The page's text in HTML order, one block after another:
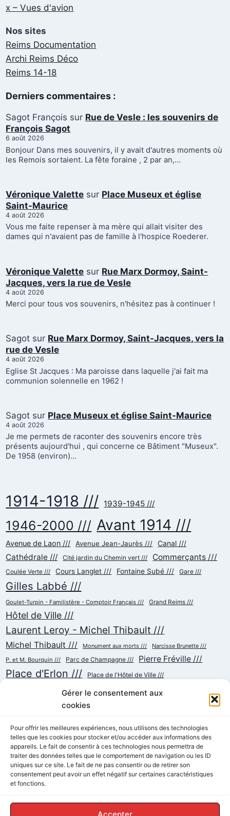
Gérer le consentement aux
cookies
Pour offrir les meilleures expériences, nous utilisons des technologies
telles que les cookies pour stocker et/ou accéder aux informations des
appareils. Le fait de consentir à ces technologies nous permettra de
traiter des données telles que le comportement de navigation ou les ID
uniques sur ce site. Le fait de ne pas consentir ou de retirer son
consentement peut avoir un effet négatif sur certaines caractéristiques
et fonctions.
Accepter
x – Vues d'avion
Nos sites
Reims Documentation
Archi Reims Déco
Reims 14-18
Derniers commentaires :
Sagot François sur Rue de Vesle : les souvenirs de
François Sagot
6 août 2026
Bonjour Dans mes souvenirs, il y avait d'autres moments où
les Remois sortaient. La fête foraine , 2 par an,…
Véronique Valette sur Place Museux et église
Saint-Maurice
4 août 2026
Vous me faite repenser à ma mère qui allait visiter des
dames qui n'avaient pas de famille à l'hospice Roederer.
Véronique Valette sur Rue Marx Dormoy, Saint-
Jacques, vers la rue de Vesle
4 août 2026
Merci pour tous vos souvenirs, n'hésitez pas à continuer !
Sagot sur Rue Marx Dormoy, Saint-Jacques, vers la
rue de Vesle
4 août 2026
Eglise St Jacques : Ma paroisse dans laquelle j'ai fait ma
communion solennelle en 1962 !
Sagot sur Place Museux et église Saint-Maurice
4 août 2026
Je me permets de raconter des souvenirs encore très
présents aujourd'hui , qui concerne ce Bâtiment "Museux".
De 1958 (environ)…
1914-1918 /// 1939-1945 ///
1946-2000 /// Avant 1914 ///
Avenue de Laon /// Avenue Jean-Jaurès /// Canal ///
Cathédrale /// Cité jardin du Chemin vert /// Commerçants ///
Coulée Verte /// Cours Langlet /// Fontaine Subé /// Gare ///
Gilles Labbé ///
Goulet-Turpin - Familistère - Comptoir Français /// Grand Reims ///
Hôtel de Ville ///
Laurent Leroy - Michel Thibault ///
Michel Thibault /// Monument aux morts ///
Narcisse Brunette ///
P. et M. Bourquin ///
Parc de Champagne /// Pierre Fréville ///
Place d'Erlon /// Place de l'Hôtel de Ville ///
Place de la République /// Place du Cardinal Luçon ///
Place du Forum/des Marchés ///
Rue Buirette /// Rue Carnot /// Rue Chanzy /// Rue Cérès ///
Rue de l'Etape /// Rue de Mars /// Rue de Talleyrand ///
Rue de Vesle /// Rue Thiers /// Succursalisme /// Tramway ///